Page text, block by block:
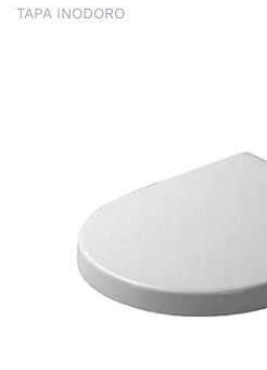
TAPA INODORO